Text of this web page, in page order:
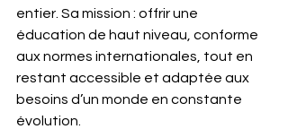
entier. Sa mission : offrir une
éducation de haut niveau, conforme
aux normes internationales, tout en
restant accessible et adaptée aux
besoins d’un monde en constante
évolution.